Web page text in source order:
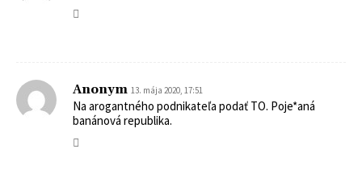
Anonym 13. mája 2020, 17:51
Na arogantného podnikateľa podať TO. Poje*aná
banánová republika.